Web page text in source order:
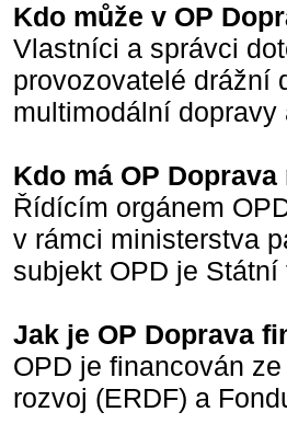
Kdo může v OP
Vlastníci a správci
provozovatelé drážní
multimodální
Kdo má OP
Řídícím orgánem
v rámci ministerstva
subjekt OPD je
Jak je OP Doprava
OPD je financován
rozvoj (ERDF) a